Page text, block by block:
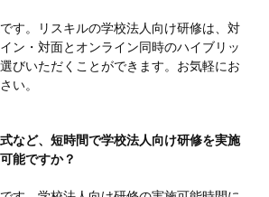
す。リスキルの学校法人向け研修は、対
ン・対面とオンライン同時のハイブリッ
びいただくことができます。お気軽にお
い。
など、短時間で学校法人向け研修を実施
能ですか？